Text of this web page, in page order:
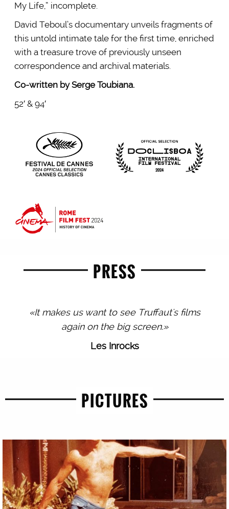
My Life,” incomplete.
David Teboul’s documentary unveils fragments of
this untold intimate tale for the first time, enriched
with a treasure trove of previously unseen
correspondence and archival materials.
Co-written by Serge Toubiana.
52′ & 94′
PRESS
«It makes us want to see Truffaut's films
again on the big screen.»
Les Inrocks
PICTURES